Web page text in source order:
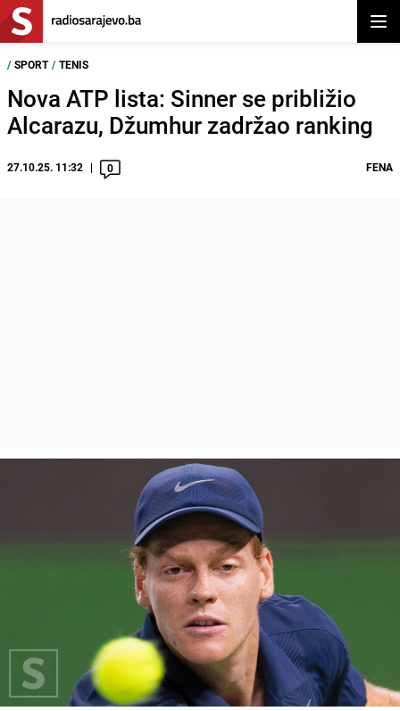
/ SPORT / TENIS
Nova ATP lista: Sinner se približio
Alcarazu, Džumhur zadržao ranking
27.10.25. 11:32 0 FENA